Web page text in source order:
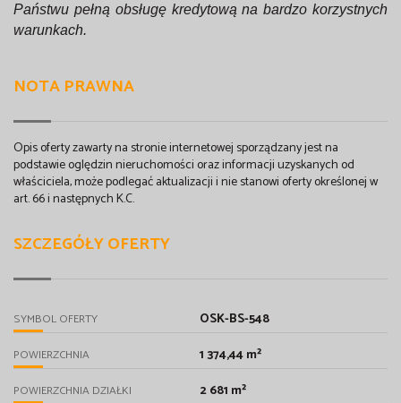
Państwu pełną obsługę kredytową na bardzo korzystnych
warunkach.
NOTA PRAWNA
Opis oferty zawarty na stronie internetowej sporządzany jest na
podstawie oględzin nieruchomości oraz informacji uzyskanych od
właściciela, może podlegać aktualizacji i nie stanowi oferty określonej w
art. 66 i następnych K.C.
SZCZEGÓŁY OFERTY
SYMBOL OFERTY OSK-BS-548
POWIERZCHNIA 1 374,44 m²
POWIERZCHNIA DZIAŁKI 2 681 m²